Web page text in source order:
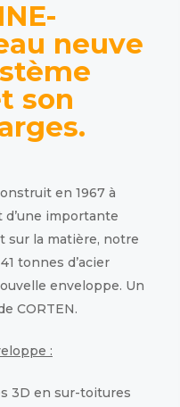
neuve
son
en 1967 à
d’une importante
sur la matière, notre
tonnes d’acier
enveloppe. Un
CORTEN.
:
en sur-toitures